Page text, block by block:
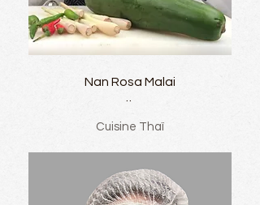
Nan Rosa Malai
Cuisine Thaï